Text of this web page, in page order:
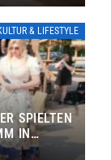
& LIFESTYLE
SPIELTEN
IN